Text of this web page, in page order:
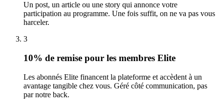
Un post, un article ou une story qui annonce votre
participation au programme. Une fois suffit, on ne va pas vous
harceler.
3
10% de remise pour les membres Elite
Les abonnés Elite financent la plateforme et accèdent à un
avantage tangible chez vous. Géré côté communication, pas
par notre back.